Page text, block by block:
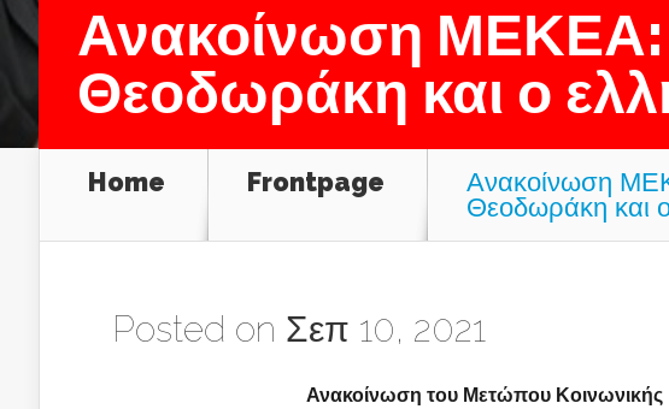
Ανακοίνωση ΜΕΚΕΑ:
Θεοδωράκη και ο
Home Frontpage
Ανακοίνωση
Θεοδωράκη και
Posted on Σεπ 10, 2021
Ανακοίνωση του Μετώπου Κοινωνικής